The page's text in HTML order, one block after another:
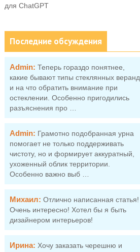
для ChatGPT
Последние обсуждения
Admin: Теперь гораздо понятнее,
какие бывают типы стеклянных веранд
и на что обратить внимание при
остеклении. Особенно пригодились
разъяснения про …
Admin: Грамотно подобранная урна
помогает не только поддерживать
чистоту, но и формирует аккуратный,
ухоженный облик территории.
Особенно важно выб …
Михаил: Отлично написанная статья!
Очень интересно! Хотел бы я быть
дизайнером интерьеров!
Ирина: Хочу заказать черешню и